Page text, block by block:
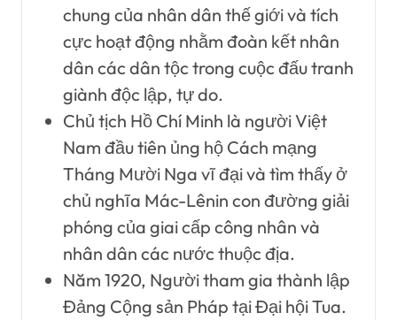
chung của nhân dân thế giới và tích
cực hoạt động nhằm đoàn kết nhân
dân các dân tộc trong cuộc đấu tranh
giành độc lập, tự do.
Chủ tịch Hồ Chí Minh là người Việt
Nam đầu tiên ủng hộ Cách mạng
Tháng Mười Nga vĩ đại và tìm thấy ở
chủ nghĩa Mác-Lênin con đường giải
phóng của giai cấp công nhân và
nhân dân các nước thuộc địa.
Năm 1920, Người tham gia thành lập
Đảng Cộng sản Pháp tại Đại hội Tua.